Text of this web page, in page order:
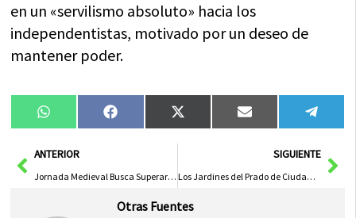
en un «servilismo absoluto» hacia los
independentistas, motivado por un deseo de
mantener poder.
Compartir
en
WhatsAppCompartir
en
FacebookCompartir
en
X
(Twitter)
Compartir
en
Email
en
AntANTERIOR
Jornada Medieval Busca Superar Las 30.000 Visitas
SIGUIENTE
Los Jardines del Prado de Ciudad Real se Transforman en Un Centro de Ciencia y Talleres Divulgativos
Otras Fuentes